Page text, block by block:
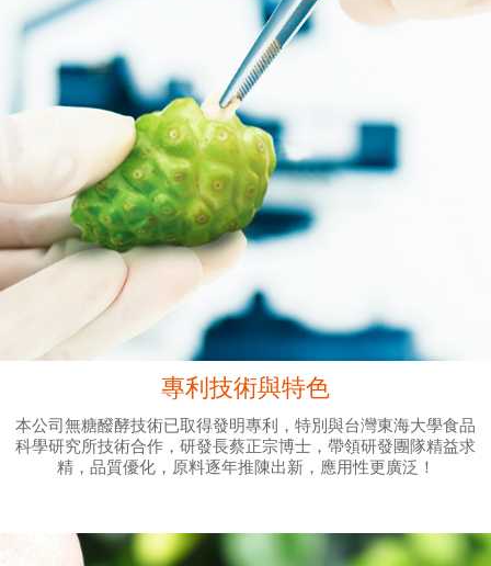
專利技術與特色
本公司無糖醱酵技術已取得發明專利，特別與台灣東海大學食品
科學研究所技術合作，研發長蔡正宗博士，帶領研發團隊精益求
精，品質優化，原料逐年推陳出新，應用性更廣泛！